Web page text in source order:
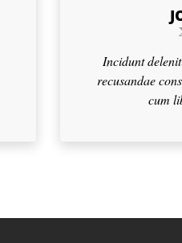
Incidunt
recusandae
cum